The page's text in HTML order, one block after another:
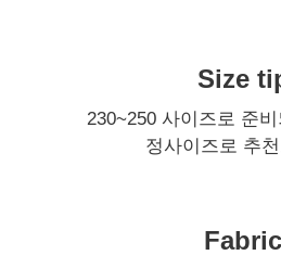
Size
230~250 사이즈로 준
정사이즈로 추
Fabric